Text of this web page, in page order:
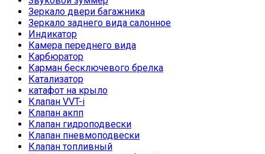
Зеркало двери багажника
Зеркало заднего вида салонное
Индикатор
Камера переднего вида
Карбюратор
Карман бесключевого брелка
Катализатор
катафот на крыло
Клапан VVT-i
Клапан акпп
Клапан гидроподвески
Клапан пневмоподвески
Клапан топливный